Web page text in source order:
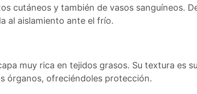
cutáneos y también de vasos sanguíneos.
al aislamiento ante el frío.
muy rica en tejidos grasos. Su textura es
órganos, ofreciéndoles protección.